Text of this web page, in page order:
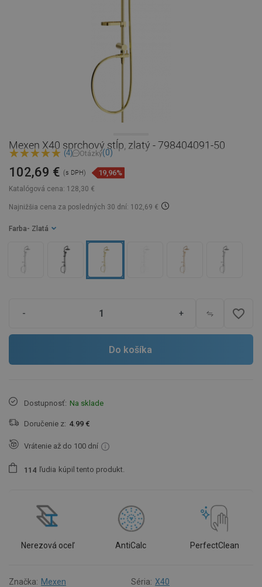
Mexen X40 sprchový stĺp, zlatý - 798404091-50
(4) Otázky(0)
Katalógová cena: 128,30 €
102,69 € (s DPH) 19,96%
Najnižšia cena za posledných 30 dní: 102,69 €
Farba - Zlatá
- + favorite_border
Do košíka
Dostupnosť: Na sklade
Doručenie z: 4.99 €
Vrátenie až do 100 dní
1 1 4 ľudia kúpil tento produkt.
Nerezová oceľ AntiCalc PerfectClean
Značka: Mexen Séria: X40